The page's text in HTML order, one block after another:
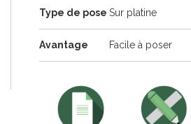
Type de pose Sur platine
Avantage Facile à poser